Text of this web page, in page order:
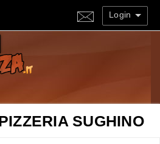
Login
SUGHINO